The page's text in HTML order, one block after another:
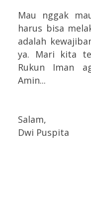
Mau nggak
harus bisa
adalah
ya. Mari kita
Rukun Iman
Amin...
Salam,
Dwi Puspita